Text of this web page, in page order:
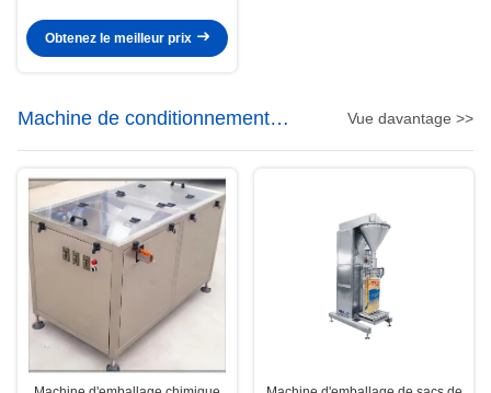
1000ml-5000ml
Obtenez le meilleur prix
Machine de conditionnement
chimique
Vue davantage >>